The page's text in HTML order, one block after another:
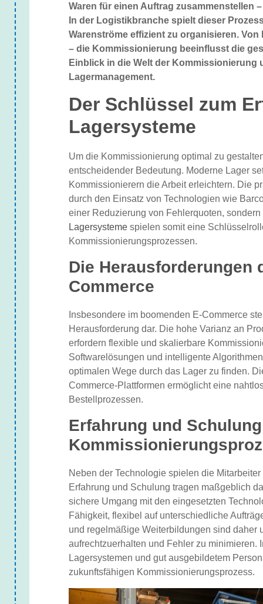
Waren für einen Auftrag zusammenstellen
In der Logistikbranche spielt dieser
Warenströme effizient zu organisieren.
– die Kommissionierung beeinflusst die
Einblick in die Welt der
Lagermanagement.
Der Schlüssel zum
Lagersysteme
Um die Kommissionierung optimal zu
entscheidender Bedeutung. Moderne Lager
Kommissionierern die Arbeit erleichtern. Die
durch den Einsatz von Technologien wie
einer Reduzierung von Fehlerquoten,
Lagersysteme spielen somit eine
Kommissionierungsprozessen.
Die Herausforderungen
Commerce
Insbesondere im boomenden E-Commerce
Herausforderung dar. Die hohe Varianz an
erfordern flexible und skalierbare
Softwarelösungen und intelligente
optimalen Wege durch das Lager zu finden.
Commerce-Plattformen ermöglicht eine
Bestellprozessen.
Erfahrung und
Neben der Technologie spielen die
Erfahrung und Schulung tragen maßgeblich
sichere Umgang mit den eingesetzten
Fähigkeit, flexibel auf unterschiedliche
und regelmäßige Weiterbildungen sind daher
aufrechtzuerhalten und Fehler zu minimieren.
Lagersystemen und gut ausgebildetem
zukunftsfähigen Kommissionierungsprozess.